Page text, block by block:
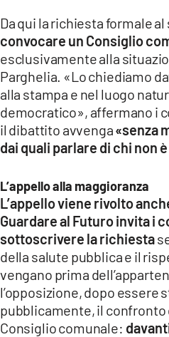
Da qui la richiesta formale
convocare un Consiglio
esclusivamente alla
Parghelia. «Lo chiediamo
alla stampa e nel luogo
democratico», affermano i
il dibattito avvenga«senza
dai quali parlare di chi non
L’appello alla maggioranza
L’appello viene rivolto
Guardare al Futuro invita i
sottoscrivere la richiesta
della salute pubblica e il
vengano prima
l’opposizione, dopo essere
pubblicamente, il confronto
Consiglio comunale: